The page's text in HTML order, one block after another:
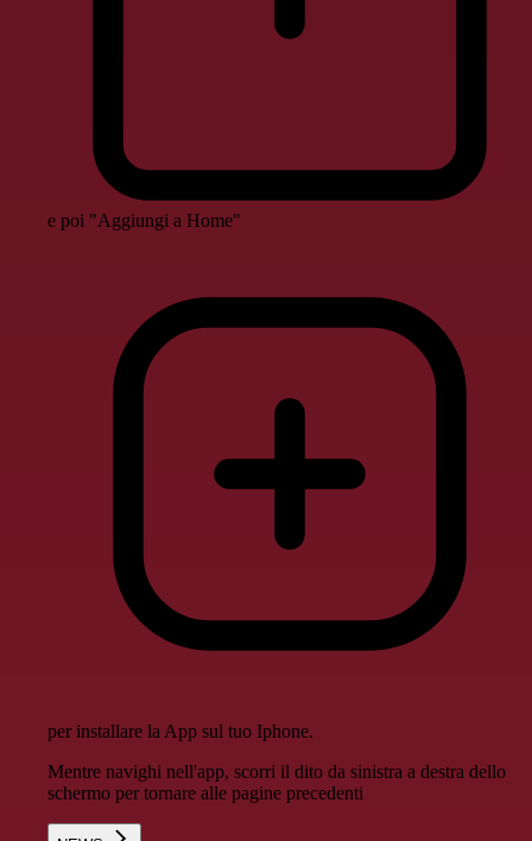
e poi "Aggiungi a Home"
per installare la App sul tuo Iphone.
Mentre navighi nell'app, scorri il dito da sinistra a destra dello
schermo per tornare alle pagine precedenti